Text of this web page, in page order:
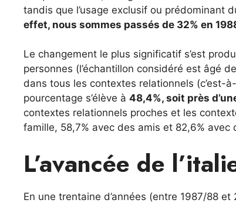
tandis que l’usage exclusif ou prédominant
effet, nous sommes passés de 32% en
Le changement le plus significatif s’est
personnes (l’échantillon considéré est âgé
dans tous les contextes relationnels (c’est-
pourcentage s’élève à 48,4%, soit près
contextes relationnels proches et les
famille, 58,7% avec des amis et 82,6%
L’avancée de
En une trentaine d’années (entre 1987/88 et